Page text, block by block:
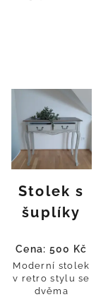
Stolek s
šuplíky
Cena: 500 Kč
Moderní stolek
v retro stylu se
dvěma